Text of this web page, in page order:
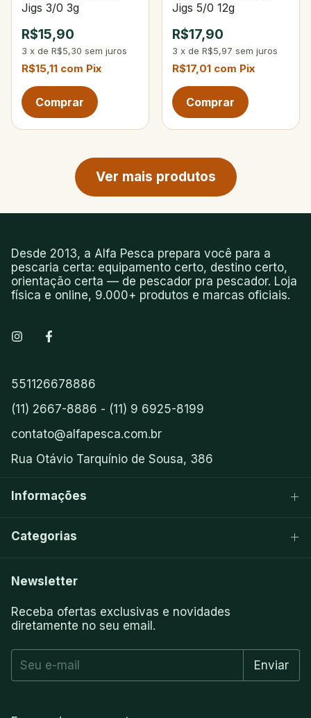
Jigs 3/0 3g
R$15,90
3 x de R$5,30 sem juros
R$15,11 com Pix
Jigs 5/0 12g
R$17,90
3 x de R$5,97 sem juros
R$17,01 com Pix
Ver mais produtos
Desde 2013, a Alfa Pesca prepara você para a
pescaria certa: equipamento certo, destino certo,
orientação certa — de pescador pra pescador. Loja
física e online, 9.000+ produtos e marcas oficiais.
551126678886
(11) 2667-8886 - (11) 9 6925-8199
contato@alfapesca.com.br
Rua Otávio Tarquínio de Sousa, 386
Informações
Categorias
Newsletter
Receba ofertas exclusivas e novidades
diretamente no seu email.